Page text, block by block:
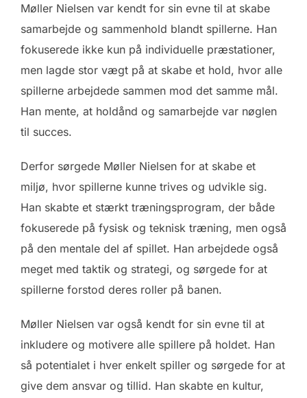
Møller Nielsen var kendt for sin evne til at skabe
samarbejde og sammenhold blandt spillerne. Han
fokuserede ikke kun på individuelle præstationer,
men lagde stor vægt på at skabe et hold, hvor alle
spillerne arbejdede sammen mod det samme mål.
Han mente, at holdånd og samarbejde var nøglen
til succes.
Derfor sørgede Møller Nielsen for at skabe et
miljø, hvor spillerne kunne trives og udvikle sig.
Han skabte et stærkt træningsprogram, der både
fokuserede på fysisk og teknisk træning, men også
på den mentale del af spillet. Han arbejdede også
meget med taktik og strategi, og sørgede for at
spillerne forstod deres roller på banen.
Møller Nielsen var også kendt for sin evne til at
inkludere og motivere alle spillere på holdet. Han
så potentialet i hver enkelt spiller og sørgede for at
give dem ansvar og tillid. Han skabte en kultur,